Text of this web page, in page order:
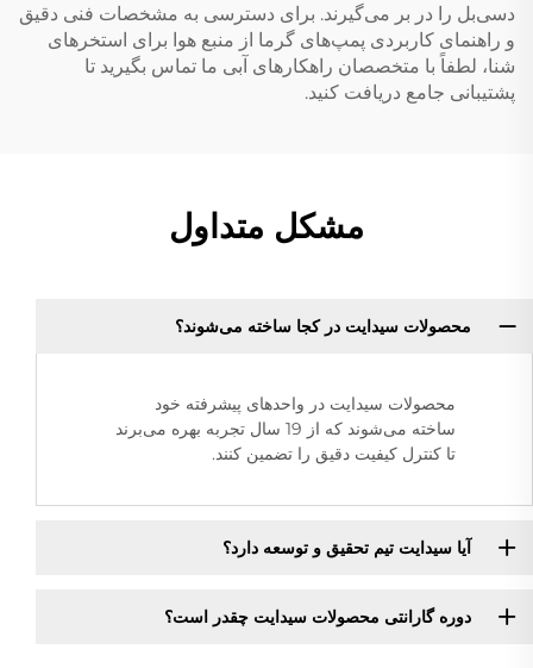
دسی‌بل را در بر می‌گیرند. برای دسترسی به مشخصات فنی دقیق
و راهنمای کاربردی پمپ‌های گرما از منبع هوا برای استخرهای
شنا، لطفاً با متخصصان راهکارهای آبی ما تماس بگیرید تا
پشتیبانی جامع دریافت کنید.
مشکل متداول
محصولات سیدایت در کجا ساخته می‌شوند؟
محصولات سیدایت در واحدهای پیشرفته خود
ساخته می‌شوند که از 19 سال تجربه بهره می‌برند
تا کنترل کیفیت دقیق را تضمین کنند.
آیا سیدایت تیم تحقیق و توسعه دارد؟
دوره گارانتی محصولات سیدایت چقدر است؟